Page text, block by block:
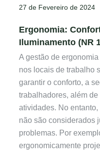
27 de Fevereiro de 2024
Ergonomia:
Iluminamento (NR
A gestão de
nos locais de trabalho
garantir o conforto, a
trabalhadores, além
atividades. No
não são considerados
problemas. Por
ergonomicamente